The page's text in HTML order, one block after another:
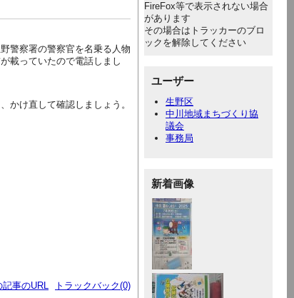
FireFox等で表示されない場合
があります
その場合はトラッカーのブロ
ックを解除してください
ユーザー
生野区
中川地域まちづくり協
議会
事務局
新着画像
警察署の警察官を名乗る人物
載っていたので電話しまし
かけ直して確認しましょう。
記事のURL トラックバック(0)